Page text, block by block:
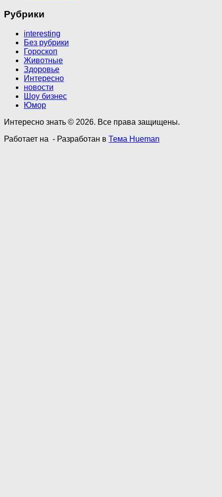
Рубрики
interesting
Без рубрики
Гороскоп
Животные
Здоровье
Интересно
новости
Шоу бизнес
Юмор
Интересно знать © 2026. Все права защищены.
Работает на - Разработан в Тема Hueman